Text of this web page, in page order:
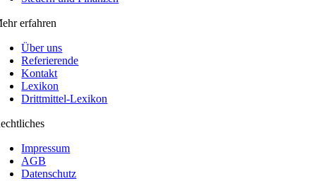
erfahren
Über uns
Referierende
Kontakt
Lexikon
Drittmittel-Lexikon
Impressum
AGB
Datenschutz